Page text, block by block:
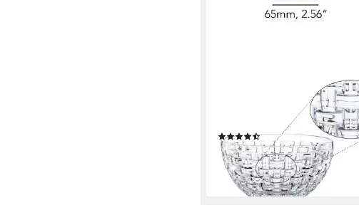
Schale Nachtmann Bossa Nova
Schale rund 15 cm 2er Set,
Kristallglas, (Set)
(6)
ab 22,53 €
lieferbar in 4 Wochen